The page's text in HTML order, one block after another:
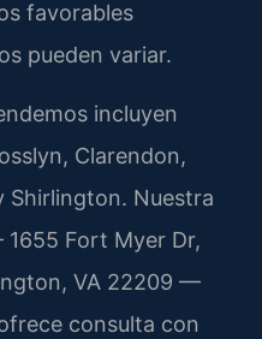
favorables
pueden variar.
incluyen
Clarendon,
Shirlington. Nuestra
Fort Myer Dr,
VA 22209 —
consulta con